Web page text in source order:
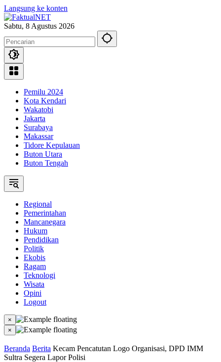
Langsung ke konten
Sabtu, 8 Agustus 2026
Pemilu 2024
Kota Kendari
Wakatobi
Jakarta
Surabaya
Makassar
Tidore Kepulauan
Buton Utara
Buton Tengah
Regional
Pemerintahan
Mancanegara
Hukum
Pendidikan
Politik
Ekobis
Ragam
Teknologi
Wisata
Opini
Logout
×
×
Beranda Berita Kecam Pencatutan Logo Organisasi, DPD IMM
Sultra Segera Lapor Polisi